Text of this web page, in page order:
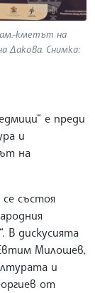
кметът на
Дакова. Снимка:
е преди
и
на
състоя
В дискусията
Милошев,
и
от